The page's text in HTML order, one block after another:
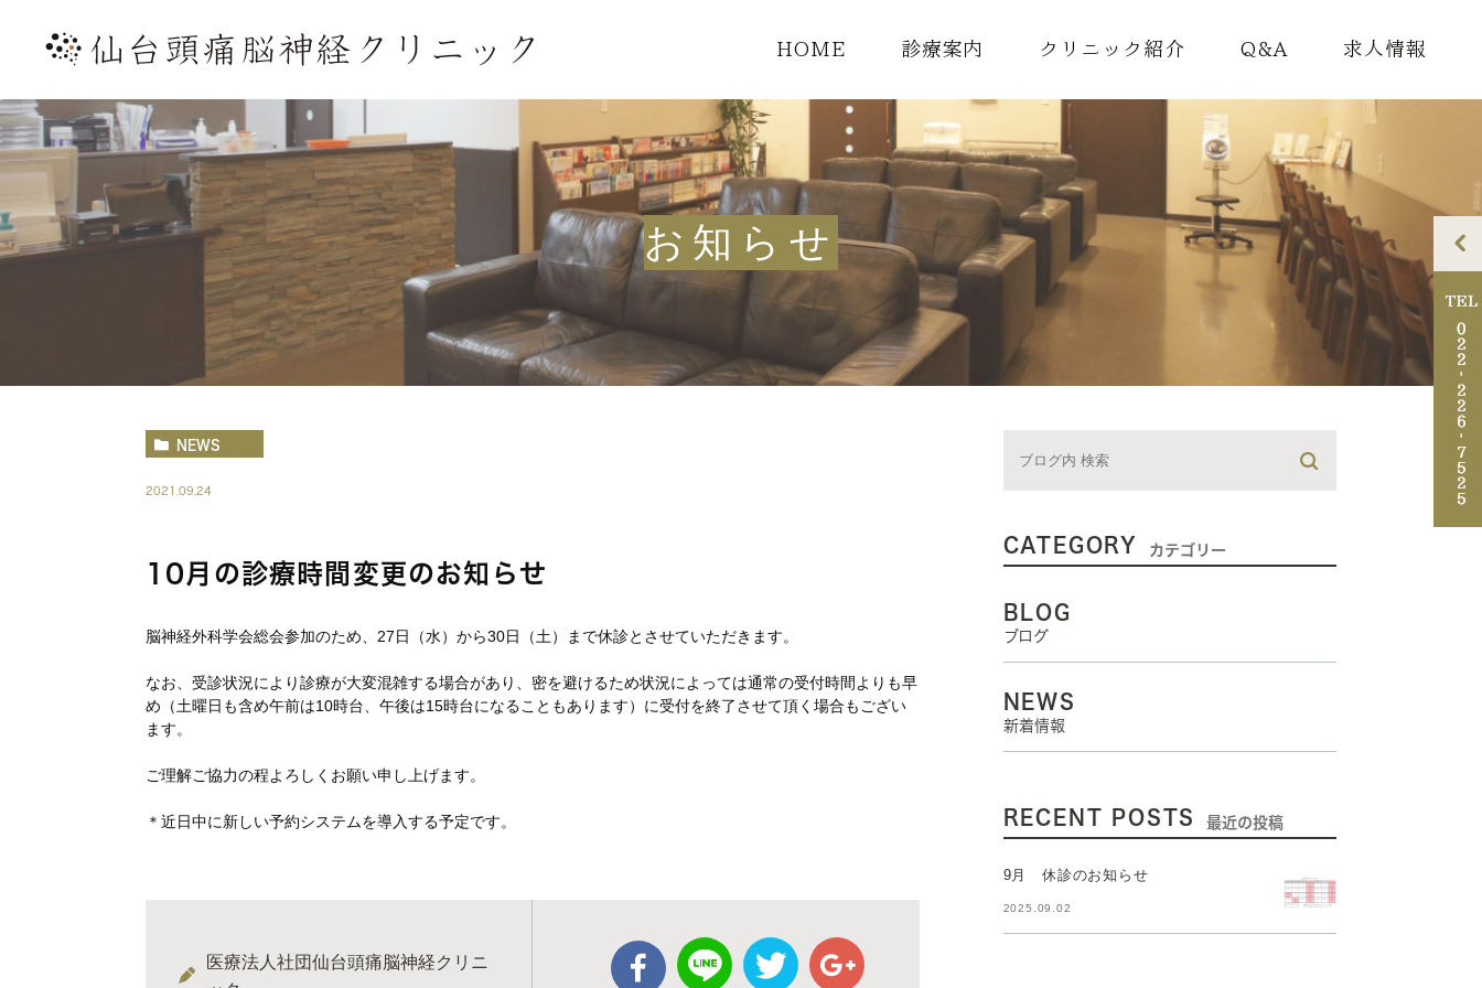
HOME 診療案内
診療一覧
頭痛外来
MRI検査
クリニック紹介
ドクター紹介
院内紹介
アクセス・診療時間
Q&A 求人情報
お知らせ
NEWS
2021.09.24
10月の診療時間変更のお知らせ
脳神経外科学会総会参加のため、27日（水）から30日（土）まで休診とさせていただきます。
なお、受診状況により診療が大変混雑する場合があり、密を避けるため状況によっては通常の受付時間よりも早
め（土曜日も含め午前は10時台、午後は15時台になることもあります）に受付を終了させて頂く場合もござい
ます。
ご理解ご協力の程よろしくお願い申し上げます。
＊近日中に新しい予約システムを導入する予定です。
医療法人社団仙台頭痛脳神経クリニ
CATEGORY カテゴリー
BLOG
ブログ
NEWS
新着情報
RECENT POSTS 最近の投稿
9月 休診のお知らせ
2025.09.02